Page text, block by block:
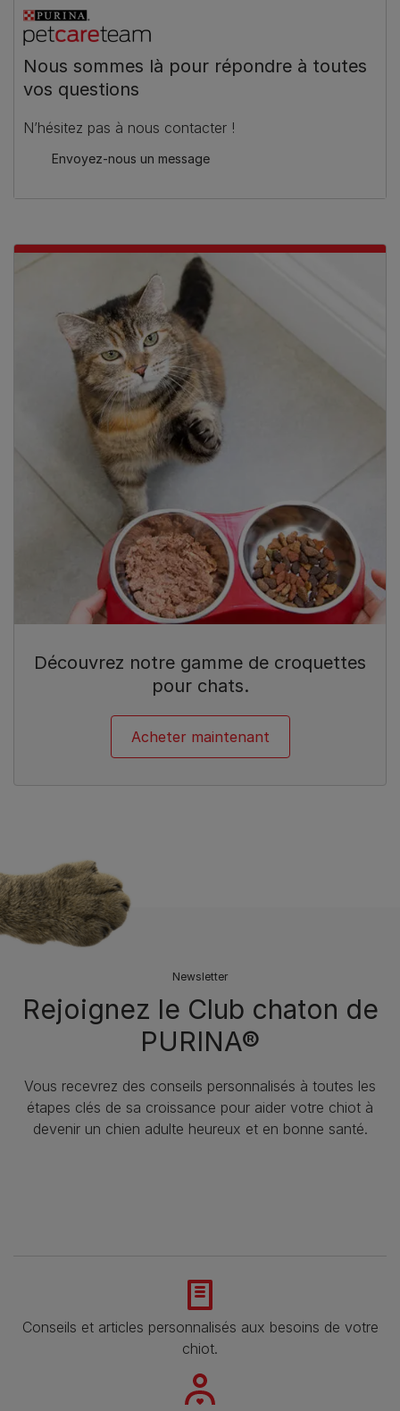
Nous sommes là pour répondre à toutes
vos questions
N’hésitez pas à nous contacter !
Envoyez-nous un message
Découvrez notre gamme de croquettes
pour chats.
Acheter maintenant
Newsletter
Rejoignez le Club chaton de
PURINA®
Vous recevrez des conseils personnalisés à toutes les
étapes clés de sa croissance pour aider votre chiot à
devenir un chien adulte heureux et en bonne santé.
Conseils et articles personnalisés aux besoins de votre
chiot.